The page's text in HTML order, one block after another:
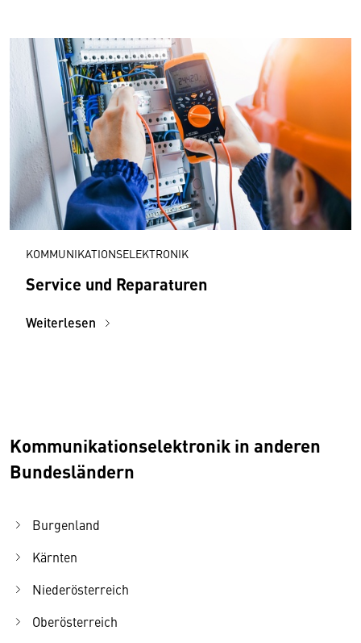
KOMMUNIKATIONSELEKTRONIK
Service und Reparaturen
Weiterlesen
Kommunikationselektronik in anderen
Bundesländern
Burgenland
Kärnten
Niederösterreich
Oberösterreich